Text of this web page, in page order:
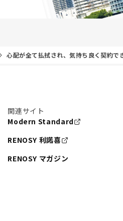
心配が全て払拭され、気持ち良く契約で
関連サイト
Modern Standard
RENOSY 利諾喜
RENOSY マガジン